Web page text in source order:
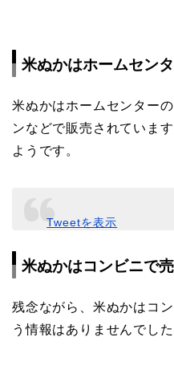
米ぬかはホームセン
米ぬかはホームセンター
ンなどで販売されていま
ようです。
Tweetを表示
米ぬかはコンビニで
残念ながら、米ぬかはコ
う情報はありませんでした